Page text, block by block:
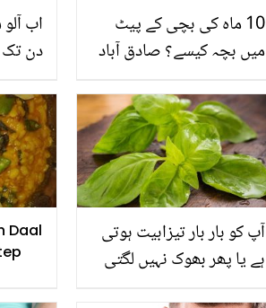
دن تک
تک
جانیں
10 ماہ کی بچی کے پیٹ
میں بچہ کیسے؟ صادق آباد
ہونے والا ایسا واقعہ جس نے
ڈاکٹرز کو بھی حیرت میں
ڈال دیا
Daal
آپ کو بار بار تیزابیت ہوتی
ہے یا پھر بھوک نہیں لگتی